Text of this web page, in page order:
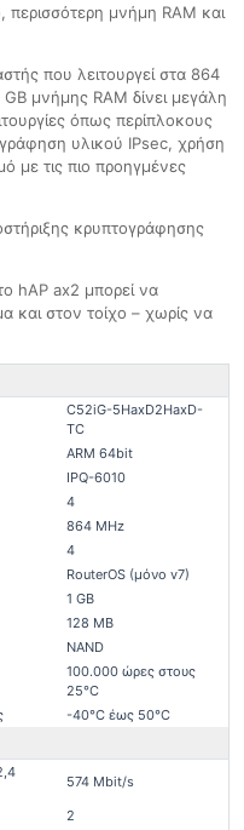
μνήμη RAM και
που λειτουργεί στα 864
μνήμης RAM δίνει μεγάλη
όπως περίπλοκους
υλικού IPsec, χρήση
με τις πιο προηγμένες
κρυπτογράφησης
hAP ax2 μπορεί να
και στον τοίχο – χωρίς να
C52iG-5HaxD2HaxD-
TC
ARM 64bit
IPQ-6010
4
864 MHz
4
RouterOS (μόνο v7)
1 GB
128 MB
NAND
100.000 ώρες στους
25°C
-40°C έως 50°C
574 Mbit/s
2